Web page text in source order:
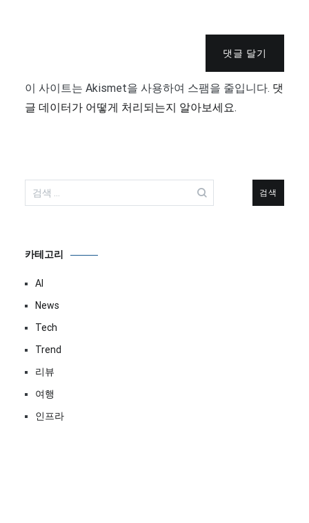
댓글 달기
이 사이트는 Akismet을 사용하여 스팸을 줄입니다. 댓
글 데이터가 어떻게 처리되는지 알아보세요.
색:
카테고리
AI
News
Tech
Trend
리뷰
여행
인프라